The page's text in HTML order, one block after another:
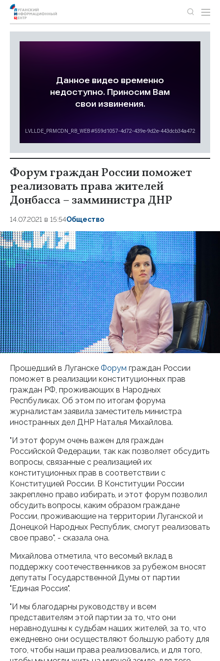
Форум граждан России поможет
реализовать права жителей
Донбасса – замминистра ДНР
14.07.2021 в 15:54Общество
Прошедший в Луганске Форум граждан России
поможет в реализации конституционных прав
граждан РФ, проживающих в Народных
Респбуликах. Об этом по итогам форума
журналистам заявила заместитель министра
иностранных дел ДНР Наталья Михайлова.
"И этот форум очень важен для граждан
Российской Федерации, так как позволяет обсудить
вопросы, связанные с реализацией их
конституционных прав в соответствии с
Конституцией России. В Конституции России
закреплено право избирать, и этот форум позволил
обсудить вопросы, каким образом граждане
России, проживающие на территории Луганской и
Донецкой Народных Республик, смогут реализовать
свое право", - сказала она.
Михайлова отметила, что весомый вклад в
поддержку соотечественников за рубежом вносят
депутаты Государственной Думы от партии
"Единая Россия".
"И мы благодарны руководству и всем
представителям этой партии за то, что они
неравнодушны к судьбам наших жителей, за то, что
ежедневно они осуществляют большую работу для
того, чтобы наши права реализовались, и для того,